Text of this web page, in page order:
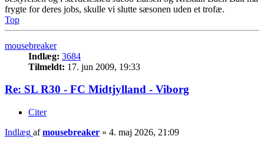
frygte for deres jobs, skulle vi slutte sæsonen uden et trofæ.
Top
mousebreaker
Indlæg: 3684
Tilmeldt: 17. jun 2009, 19:33
Re: SL R30 - FC Midtjylland - Viborg
Citer
Indlæg afmousebreaker » 4. maj 2026, 21:09